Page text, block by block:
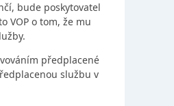
bude poskytovatel
VOP o tom, že mu
předplacené
službu v